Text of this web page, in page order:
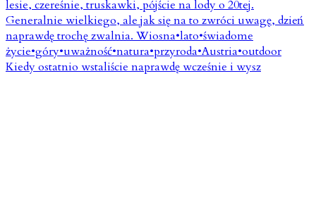
Kiedy ostatnio wstaliście naprawdę wcześnie i wysz